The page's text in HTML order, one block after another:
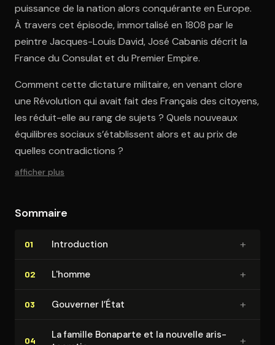
puissance de la nation alors conquérante en Europe.
À travers cet épisode, immortalisé en 1808 par le
peintre Jacques-Louis David, José Cabanis décrit la
France du Consulat et du Premier Empire.
Comment cette dictature militaire, en venant clore
une Révolution qui avait fait des Français des citoyens,
les réduit-elle au rang de sujets ? Quels nouveaux
équilibres sociaux s’établissent alors et au prix de
quelles contradictions ?
afficher plus
Sommaire
01 In­tro­duc­tion +
02 L'homme +
03 Gouverner l’État +
04
La famille Bonaparte et la nouvelle aris­
+